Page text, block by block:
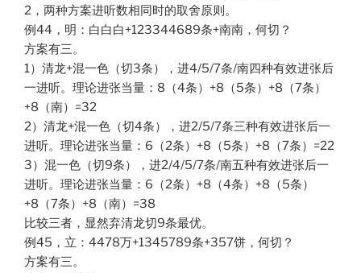
2，两种方案进听数相同时的取舍原则。
例44，明：白白白+123344689条+南南，何切？
方案有三。
1）清龙+混一色（切3条），进4/5/7条/南四种有效进张后
一进听。理论进张当量：8（4条）+8（5条）+8（7条）
+8（南）=32
2）清龙+混一色（切4条），进2/5/7条三种有效进张后一
进听。理论进张当量：6（2条）+8（5条）+8（7条）=22
3）混一色（切9条），进2/4/5/7条/南五种有效进张后一
进听。理论进张当量：6（2条）+8（4条）+8（5条）
+8（7条）+8（南）=38
比较三者，显然弃清龙切9条最优。
例45，立：4478万+1345789条+357饼，何切？
方案有三。